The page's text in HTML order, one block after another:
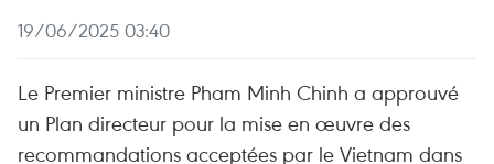
19/06/2025 03:40
Le Premier ministre Pham Minh Chinh a approuvé
un Plan directeur pour la mise en œuvre des
recommandations acceptées par le Vietnam dans